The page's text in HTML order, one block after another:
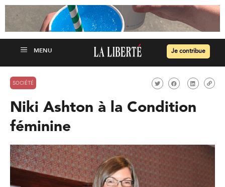
Je contribue
SOCIÉTÉ
Niki Ashton à la Condition
féminine